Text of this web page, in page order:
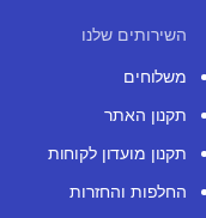
השירותים שלנו
משלוחים
תקנון האתר
תקנון מועדון לקוחות
החלפות והחזרות